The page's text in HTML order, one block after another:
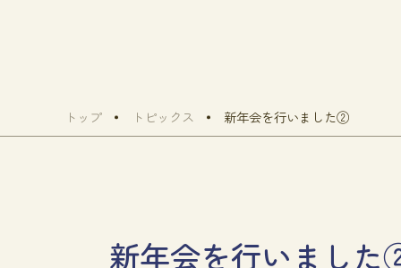
トップ トピックス 新年会を行いました②
新年会を行いまし